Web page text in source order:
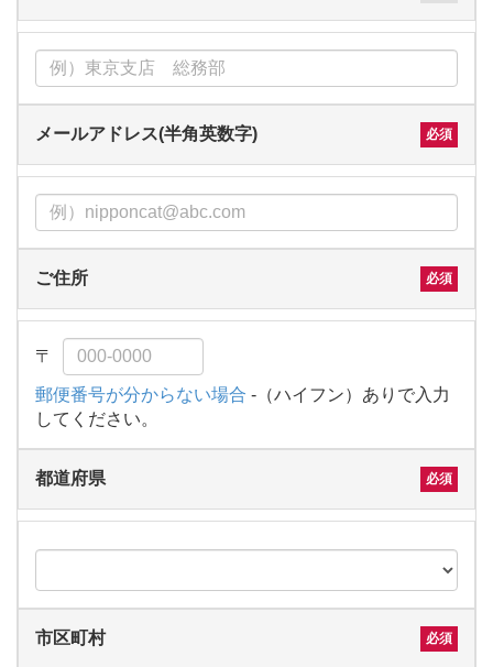
メールアドレス(半角英数字)
ご住所
郵便番号が分からない場合 -（ハイフン）ありで入力
してください。
都道府県
市区町村